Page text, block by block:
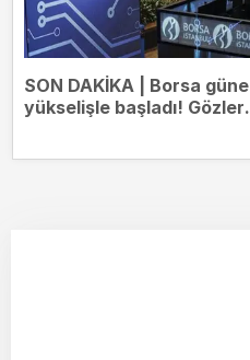
SON DAKİKA | Borsa güne
yükselişle başladı! Gözler